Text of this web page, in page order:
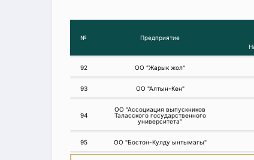
№ Предприятие
92 ОО "Жарык жол"
93 ОО "Алтын-Кен"
94
ОО "Ассоциация выпускников
Таласского государственного
университета"
95 ОО "Бостон-Кулду ынтымагы"